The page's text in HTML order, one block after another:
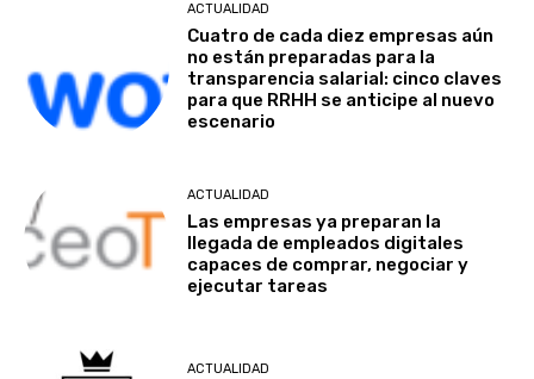
ACTUALIDAD
Cuatro de cada diez empresas aún
no están preparadas para la
transparencia salarial: cinco claves
para que RRHH se anticipe al nuevo
escenario
ACTUALIDAD
Las empresas ya preparan la
llegada de empleados digitales
capaces de comprar, negociar y
ejecutar tareas
ACTUALIDAD